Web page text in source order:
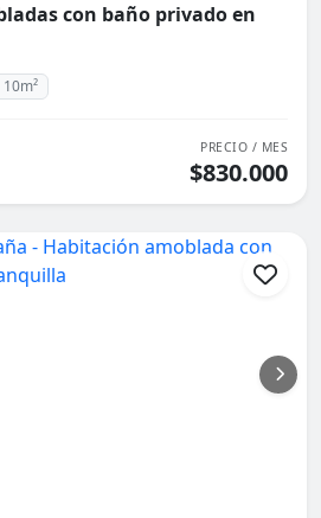
con baño privado en
10m²
PRECIO / MES
$830.000